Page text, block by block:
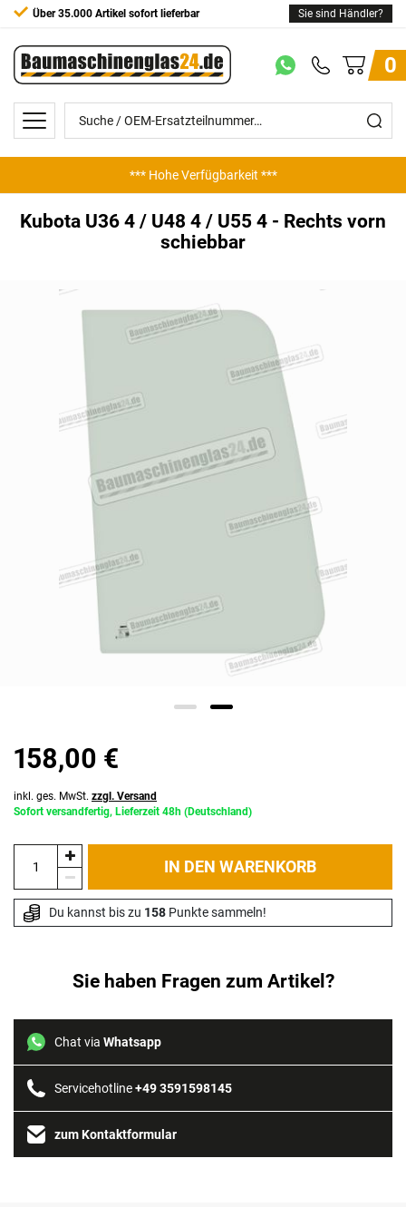
Über 35.000 Artikel sofort lieferbar Sie sind Händler?
0
*** Günstige Preise ***
Kubota U36 4 / U48 4 / U55 4 - Rechts vorn
schiebbar
158,00 €
inkl. ges. MwSt. zzgl. Versand
Sofort versandfertig, Lieferzeit 48h (Deutschland)
IN DEN WARENKORB
Du kannst bis zu 158 Punkte sammeln!
Sie haben Fragen zum Artikel?
Chat via Whatsapp
Servicehotline+49 3591598145
zum Kontaktformular